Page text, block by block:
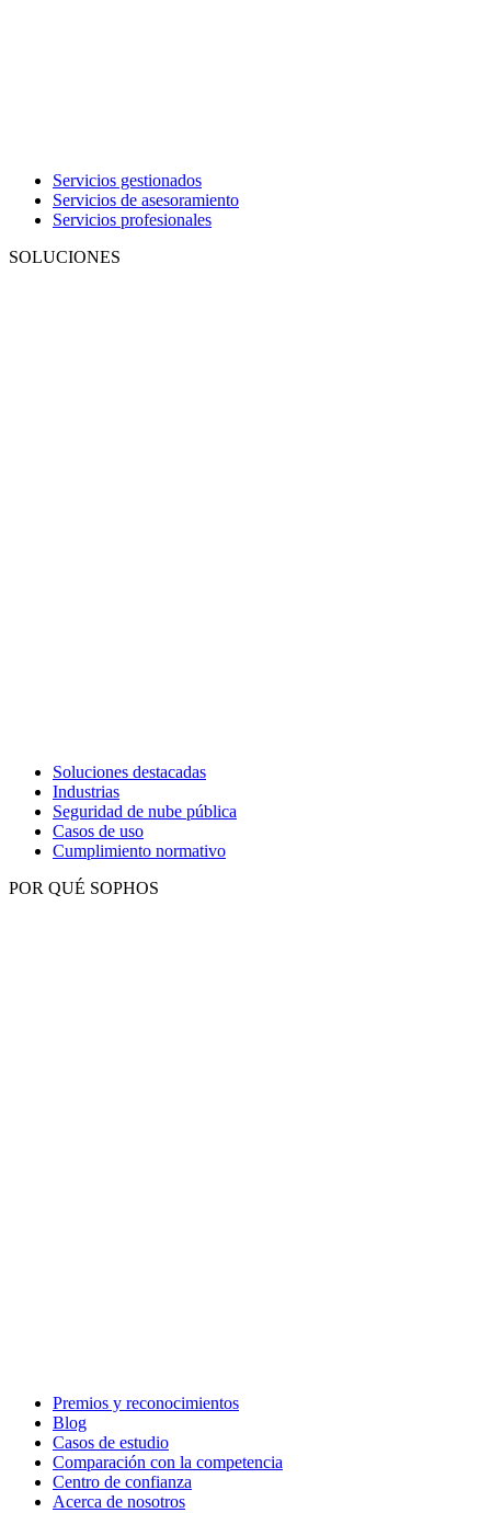
Servicios gestionados
Servicios de asesoramiento
Servicios profesionales
SOLUCIONES
Soluciones destacadas
Industrias
Seguridad de nube pública
Casos de uso
Cumplimiento normativo
POR QUÉ SOPHOS
Premios y reconocimientos
Blog
Casos de estudio
Comparación con la competencia
Centro de confianza
Acerca de nosotros